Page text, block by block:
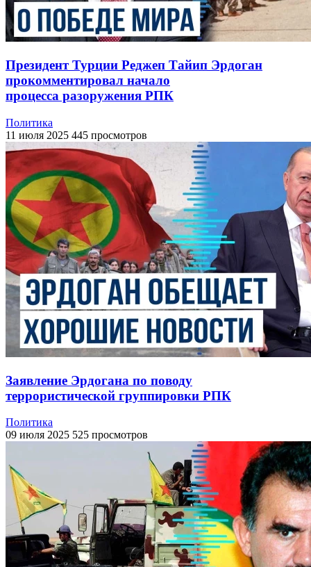
Президент Турции Реджеп Тайип Эрдоган
прокомментировал начало
процесса разоружения РПК
Политика
11 июля 2025 445 просмотров
Заявление Эрдогана по поводу
террористической группировки РПК
Политика
09 июля 2025 525 просмотров